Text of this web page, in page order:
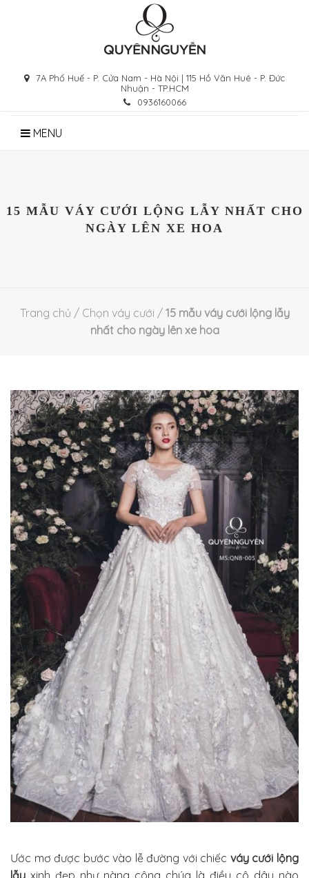
7A Phố Huế - P. Cửa Nam - Hà Nội | 115 Hồ Văn Huê - P. Đức
Nhuận - TP.HCM
0936160066
MENU
15 MẪU VÁY CƯỚI LỘNG LẪY NHẤT CHO
NGÀY LÊN XE HOA
Trang chủ / Chọn váy cưới / 15 mẫu váy cưới lộng lẫy
nhất cho ngày lên xe hoa
Ước mơ được bước vào lễ đường với chiếc váy cưới lộng
lẫy xinh đẹp như nàng công chúa là điều cô dâu nào